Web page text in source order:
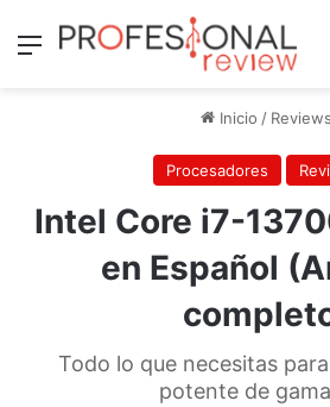
Menú
Inicio / Reviews
Procesadores
Intel Core i7-
en Español
Todo lo que necesitas
potente de